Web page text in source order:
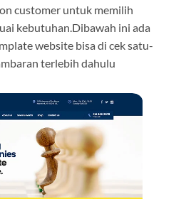
customer untuk memilih
kebutuhan.Dibawah ini ada
website bisa di cek satu-
terlebih dahulu